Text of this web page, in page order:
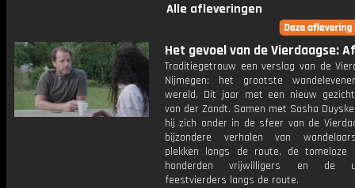
Alle afleveringen
Het gevoel van de Vierdaagse:
Traditiegetrouw een verslag van de
Nijmegen: het grootste
wereld. Dit jaar met een nieuw
van der Zandt. Samen met Sosha
hij zich onder in de sfeer van de
bijzondere verhalen van
plekken langs de route, de tomeloze
honderden vrijwilligers en de
feestvierders langs de route.